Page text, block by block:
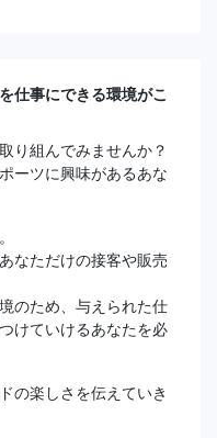
仕事にできる環境がこ
り組んでみませんか？
ーツに興味があるあな
なただけの接客や販売
のため、与えられた仕
けていけるあなたを必
の楽しさを伝えていき